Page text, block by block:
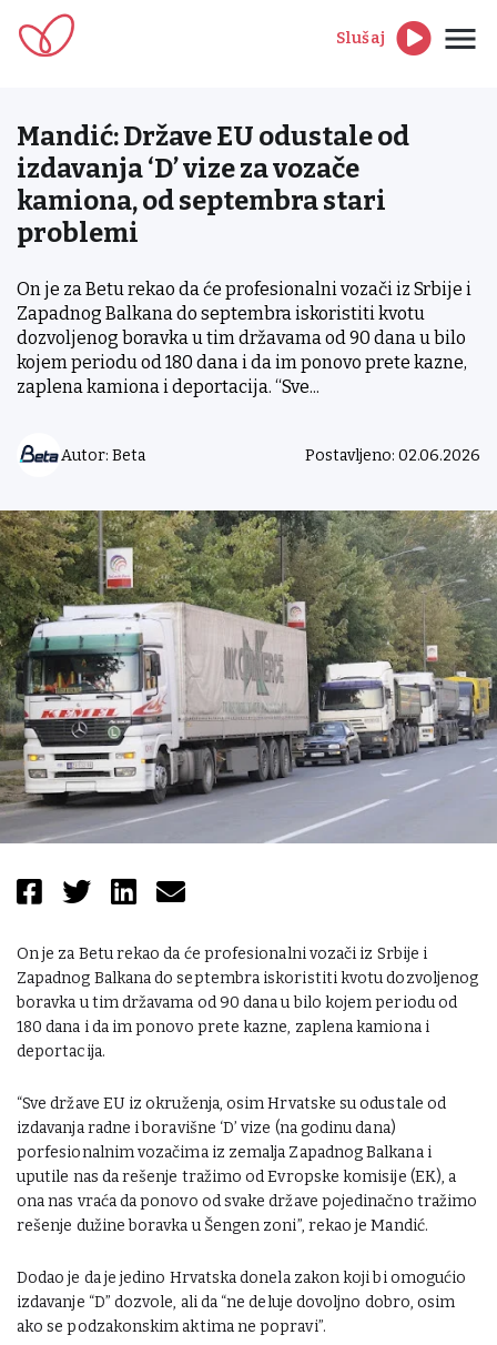
Slušaj
Mandić: Države EU odustale od
izdavanja ‘D’ vize za vozače
kamiona, od septembra stari
problemi
On je za Betu rekao da će profesionalni vozači iz Srbije i
Zapadnog Balkana do septembra iskoristiti kvotu
dozvoljenog boravka u tim državama od 90 dana u bilo
kojem periodu od 180 dana i da im ponovo prete kazne,
zaplena kamiona i deportacija. “Sve...
Autor: Beta Postavljeno: 02.06.2026
On je za Betu rekao da će profesionalni vozači iz Srbije i
Zapadnog Balkana do septembra iskoristiti kvotu dozvoljenog
boravka u tim državama od 90 dana u bilo kojem periodu od
180 dana i da im ponovo prete kazne, zaplena kamiona i
deportacija.
“Sve države EU iz okruženja, osim Hrvatske su odustale od
izdavanja radne i boravišne ‘D’ vize (na godinu dana)
porfesionalnim vozačima iz zemalja Zapadnog Balkana i
uputile nas da rešenje tražimo od Evropske komisije (EK), a
ona nas vraća da ponovo od svake države pojedinačno tražimo
rešenje dužine boravka u Šengen zoni”, rekao je Mandić.
Dodao je da je jedino Hrvatska donela zakon koji bi omogućio
izdavanje “D” dozvole, ali da “ne deluje dovoljno dobro, osim
ako se podzakonskim aktima ne popravi”.